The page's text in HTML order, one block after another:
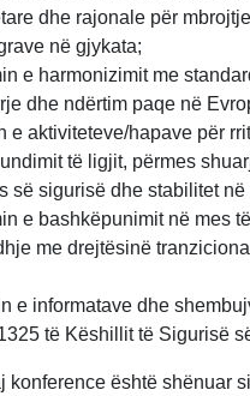
dhe rajonale për
në gjykata;
e harmonizimit me
dhe ndërtim paqe në
e aktiviteteve/hapave për
të ligjit, përmes
së sigurisë dhe stabilitet në
e bashkëpunimit në mes
me drejtësinë
e informatave dhe
të Këshillit të Sigurisë
konference është shënuar